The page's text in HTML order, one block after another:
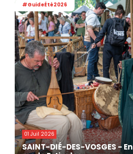
#GuideÉté2026
01 Juil 2026
SAINT-DIÉ-DES-VOSGES - En